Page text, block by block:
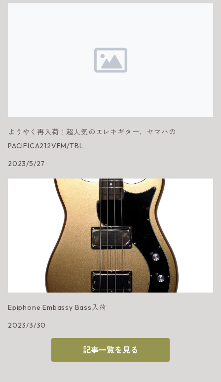
ようやく再入荷！超人気のエレキギター、ヤマハの
PACIFICA212VFM/TBL
2023/5/27
Epiphone Embassy Bass入荷
2023/3/30
記事一覧を見る